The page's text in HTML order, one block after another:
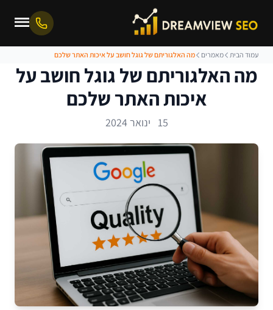
עמוד הבית מאמרים מה האלגוריתם של גוגל חושב על איכות האתר שלכם
מה האלגוריתם של גוגל חושב על
איכות האתר שלכם
15 ינואר 2024